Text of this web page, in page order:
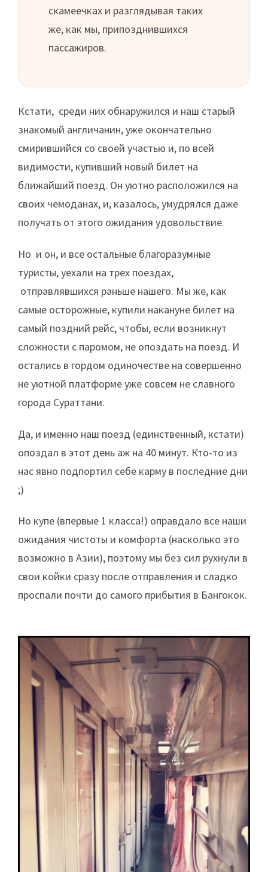
скамеечках и разглядывая таких
же, как мы, припозднившихся
пассажиров.
Кстати, среди них обнаружился и наш старый
знакомый англичанин, уже окончательно
смирившийся со своей участью и, по всей
видимости, купивший новый билет на
ближайший поезд. Он уютно расположился на
своих чемоданах, и, казалось, умудрялся даже
получать от этого ожидания удовольствие.
Но и он, и все остальные благоразумные
туристы, уехали на трех поездах,
отправлявшихся раньше нашего. Мы же, как
самые осторожные, купили накануне билет на
самый поздний рейс, чтобы, если возникнут
сложности с паромом, не опоздать на поезд. И
остались в гордом одиночестве на совершенно
не уютной платформе уже совсем не славного
города Сураттани.
Да, и именно наш поезд (единственный, кстати)
опоздал в этот день аж на 40 минут. Кто-то из
нас явно подпортил себе карму в последние дни
;)
Но купе (впервые 1 класса!) оправдало все наши
ожидания чистоты и комфорта (насколько это
возможно в Азии), поэтому мы без сил рухнули в
свои койки сразу после отправления и сладко
проспали почти до самого прибытия в Бангокок.